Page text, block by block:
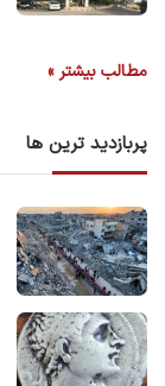
مطالب بیشتر »
پربازدید ترین ها